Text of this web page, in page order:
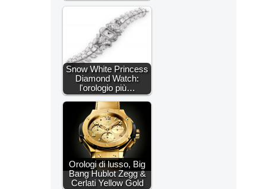
Snow White Princess
Diamond Watch:
l'orologio più…
Orologi di lusso, Big
Bang Hublot Zegg &
Cerlati Yellow Gold